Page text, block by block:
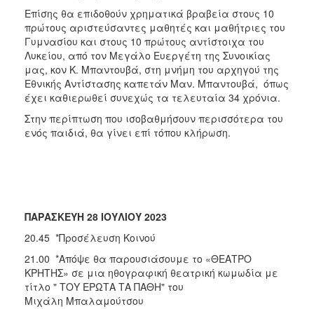
Επίσης θα επιδοθούν χρηματικά βραβεία στους 10
πρώτους αριστεύσαντες μαθητές και μαθήτριες του
Γυμνασίου και στους 10 πρώτους αντίστοιχα του
Λυκείου, από τον Μεγάλο Ευεργέτη της Συνοικίας
μας, κον Κ. Μπαντουβά, στη μνήμη του αρχηγού της
Εθνικής Αντίστασης καπετάν Μαν. Μπαντουβά, όπως
έχει καθιερωθεί συνεχώς τα τελευταία 34 χρόνια.
Στην περίπτωση που ισοβαθμήσουν περισσότερα του
ενός παιδιά, θα γίνει επί τόπου κλήρωση.
ΠΑΡΑΣΚΕΥΗ 28 ΙΟΥΛΙΟΥ 2023
20.45 *Προσέλευση Κοινού
21.00 *Απόψε θα παρουσιάσουμε το «ΘΕΑΤΡΟ
ΚΡΗΤΗΣ» σε μια ηθογραφική θεατρική κωμωδία με
τίτλο " ΤΟΥ ΕΡΩΤΑ ΤΑ ΠΑΘΗ" του
Μιχάλη Μπαλαμούτσου